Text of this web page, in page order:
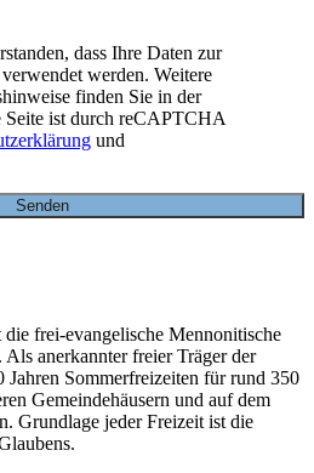
dass Ihre Daten zur
werden. Weitere
finden Sie in der
Seite ist durch reCAPTCHA
und
die frei-evangelische Mennonitische
anerkannter freier Träger der
Sommerfreizeiten für rund 350
Gemeindehäusern und auf dem
Grundlage jeder Freizeit ist die